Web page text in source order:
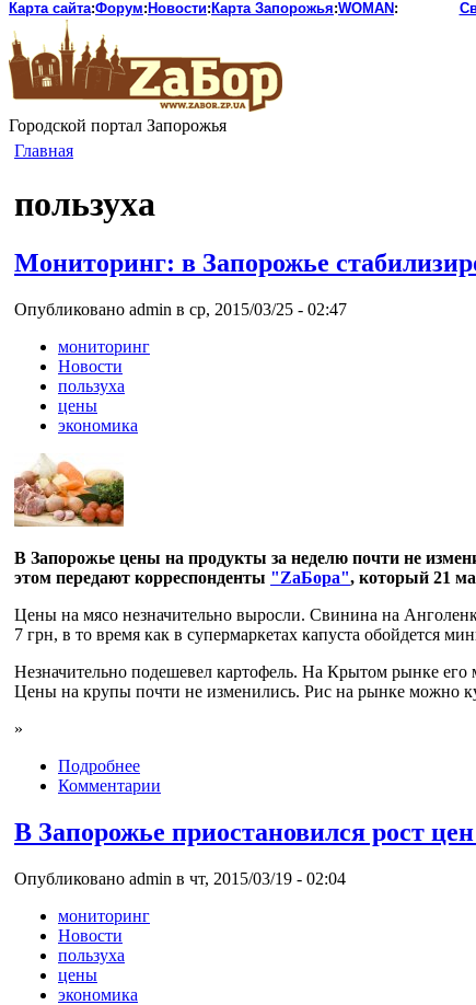
Карта сайта:Форум: Новости: Карта Запорожья:WOMAN :
Городской портал Запорожья
Главная
пользуха
Мониторинг: в Запорожье
Опубликовано admin в ср, 2015/03/25 - 02:47
мониторинг
Новости
пользуха
цены
экономика
В Запорожье цены на продукты за неделю почти не
этом передают корреспонденты "ZаБора", который 21
Цены на мясо незначительно выросли. Свинина на
7 грн, в то время как в супермаркетах капуста обойдется
Незначительно подешевел картофель. На Крытом рынке
Цены на крупы почти не изменились. Рис на рынке можно
»
Подробнее
Комментарии
В Запорожье приостановился рост
Опубликовано admin в чт, 2015/03/19 - 02:04
мониторинг
Новости
пользуха
цены
экономика